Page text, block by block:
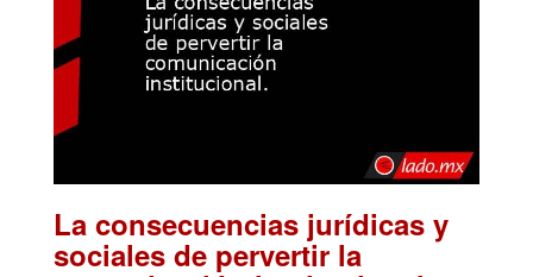
La consecuencias jurídicas y
sociales de pervertir la